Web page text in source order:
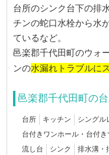
台所のシンク台下の排
チンの蛇口水栓から水
ているなど。
邑楽郡千代田町のウォ
ンの水漏れトラブルに
邑楽郡千代田町の
台所 キッチン シングル
台付きワンホール・台付
流し台
シンク 排水溝・